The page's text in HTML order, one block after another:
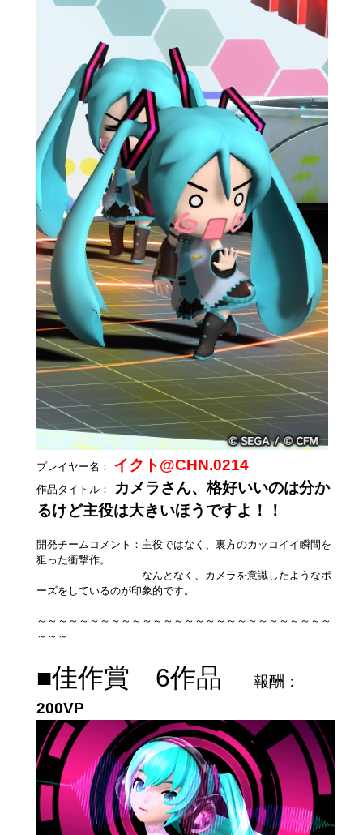
プレイヤー名： イクト@CHN.0214
作品タイトル：
カメラさん、格好いいのは分か
るけど主役は大きいほうですよ！！
開発チームコメント：主役ではなく、裏方のカッコイイ瞬間を
狙った衝撃作。
なんとなく、カメラを意識したようなポ
ーズをしているのが印象的です。
～～～～～～～～～～～～～～～～～～～～～～～～～～～～
～～～
■佳作賞 6作品
報酬：
200VP